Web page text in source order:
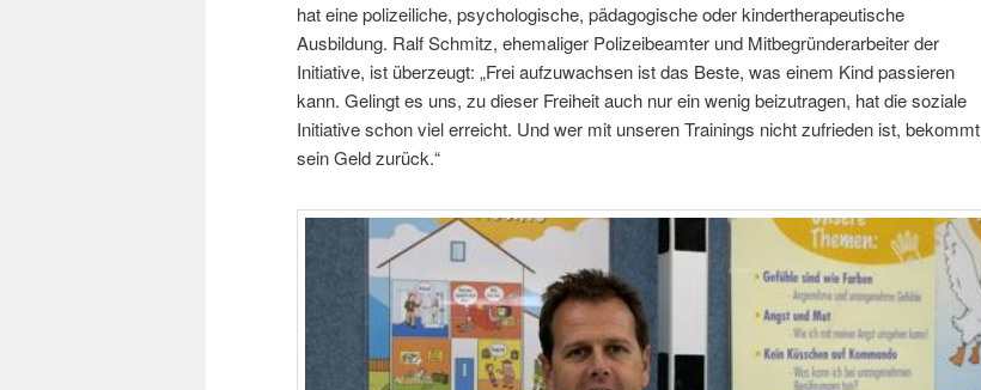
hat eine polizeiliche, psychologische, pädagogische oder kindertherapeutische
Ausbildung. Ralf Schmitz, ehemaliger Polizeibeamter und Mitbegründerarbeiter der
Initiative, ist überzeugt: „Frei aufzuwachsen ist das Beste, was einem Kind passieren
kann. Gelingt es uns, zu dieser Freiheit auch nur ein wenig beizutragen, hat die soziale
Initiative schon viel erreicht. Und wer mit unseren Trainings nicht zufrieden ist, bekommt
sein Geld zurück.“